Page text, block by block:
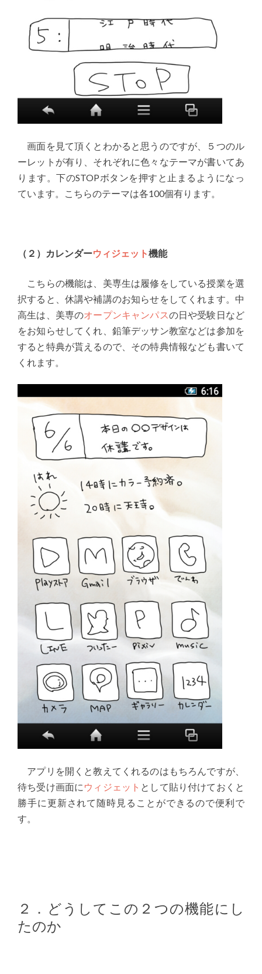
画面を見て頂くとわかると思うのですが、５つのル
ーレットが有り、それぞれに色々なテーマが書いてあ
ります。下のSTOPボタンを押すと止まるようになっ
ています。こちらのテーマは各100個有ります。
（２）カレンダーウィジェット機能
こちらの機能は、美専生は履修をしている授業を選
択すると、休講や補講のお知らせをしてくれます。中
高生は、美専のオープンキャンパスの日や受験日など
をお知らせしてくれ、鉛筆デッサン教室などは参加を
すると特典が貰えるので、その特典情報なども書いて
くれます。
アプリを開くと教えてくれるのはもちろんですが、
待ち受け画面に ウィジェット として貼り付けておくと
勝手に更新されて随時見ることができるので便利で
す。
２．どうしてこの２つの機能にし
たのか